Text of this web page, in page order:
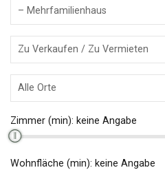
Zimmer (min): keine Angabe
Wohnfläche (min): keine Angabe